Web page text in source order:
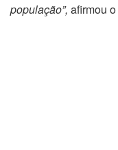
população”, afirmou